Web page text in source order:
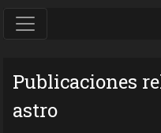
Publicaciones
astro